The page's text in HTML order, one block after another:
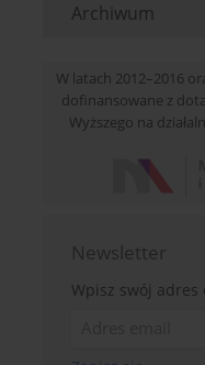
Archiwum
W latach 2012–2016
dofinansowane z
Wyższego na
Newsletter
Wpisz swój adres